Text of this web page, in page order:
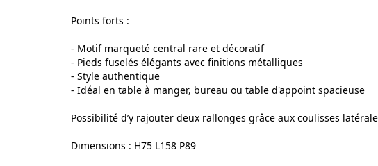
Points forts :
- Motif marqueté central rare et décoratif
- Pieds fuselés élégants avec finitions métalliques
- Style authentique
- Idéal en table à manger, bureau ou table d'appoint spacieuse
Possibilité d’y rajouter deux rallonges grâce aux coulisses
Dimensions : H75 L158 P89